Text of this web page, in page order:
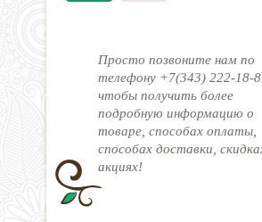
Просто позвоните нам по
телефону +7(343) 222-18-
чтобы получить более
подробную информацию о
товаре, способах оплаты,
способах доставки,
акциях!